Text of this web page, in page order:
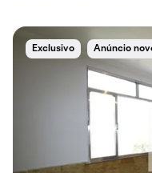
Exclusivo Anúncio